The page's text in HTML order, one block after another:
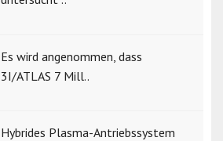
Es wird angenommen, dass
3I/ATLAS 7 Mill..
Hybrides Plasma-Antriebssystem